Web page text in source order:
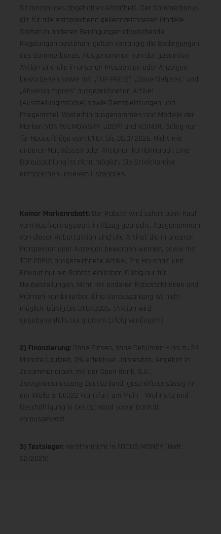
Sitzanzahl des abgeholten Altmöbels. Der Sommerbonus
gilt für alle entsprechend gekennzeichneten Modelle.
Sollten in anderen Bedingungen abweichende
Regelungen bestehen, gelten vorrangig die Bedingungen
des Sommerbonus. Ausgenommen von der gesamten
Aktion sind alle in unseren Prospekten oder Anzeigen
beworbenen sowie mit „TOP PREIS", „Dauertiefpreis" und
„Abverkaufspreis" ausgezeichneten Artikel
(Ausstellungsstücke) sowie Dienstleistungen und
Pflegemittel. Weiterhin ausgenommen sind Modelle der
Marken VON WILMOWSKY, JOOP! und KOINOR. Gültig nur
für Neuaufträge vom 01.07. bis 30.07.2026. Nicht mit
anderen Nachlässen oder Aktionen kombinierbar. Eine
Barauszahlung ist nicht möglich. Die Streichpreise
entsprechen unserem Listenpreis.
Koinor Markenrabatt: Der Rabatt wird sofort beim Kauf
vom Kaufvertragswert in Abzug gebracht. Ausgenommen
von dieser Rabattaktion sind alle Artikel, die in unseren
Prospekten oder Anzeigen beworben werden, sowie mit
TOP PREIS ausgezeichnete Artikel. Pro Haushalt und
Einkauf nur ein Rabatt einlösbar. Gültig nur für
Neubestellungen. Nicht mit anderen Rabattaktionen und
Prämien kombinierbar. Eine Barauszahlung ist nicht
möglich. Gültig bis 31.07.2026. (Aktion wird
gegebenenfalls bei großem Erfolg verlängert).
2) Finanzierung: Ohne Zinsen, ohne Gebühren – bis zu 24
Monate Laufzeit, 0% effektiver Jahreszins. Angebot in
Zusammenarbeit mit der Open Bank, S.A.,
Zweigniederlassung Deutschland, geschäftsansässig An
der Welle 5, 60322 Frankfurt am Main – Wohnsitz und
Beschäftigung in Deutschland sowie Bonität
vorausgesetzt
3) Testsieger: veröffentlicht in FOCUS-MONEY (Heft
32/2025)